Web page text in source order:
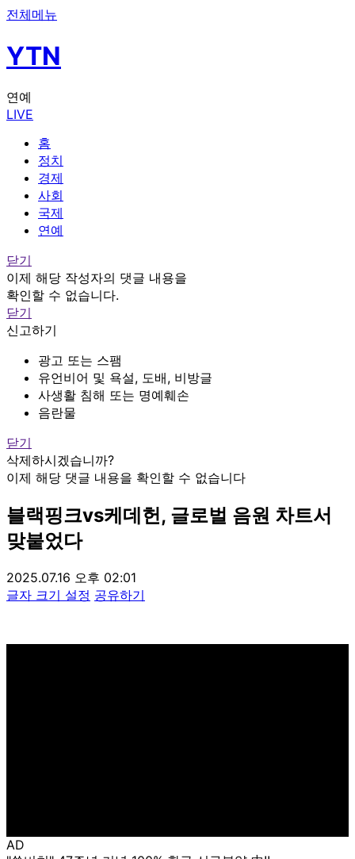
전체메뉴
YTN
연예
LIVE
홈
정치
경제
사회
국제
연예
닫기
이제 해당 작성자의 댓글 내용을
확인할 수 없습니다.
닫기
신고하기
광고 또는 스팸
유언비어 및 욕설, 도배, 비방글
사생활 침해 또는 명예훼손
음란물
닫기
삭제하시겠습니까?
이제 해당 댓글 내용을 확인할 수 없습니다
블랙핑크vs케데헌, 글로벌 음원 차트서
맞붙었다
2025.07.16 오후 02:01
글자 크기 설정 공유하기
AD